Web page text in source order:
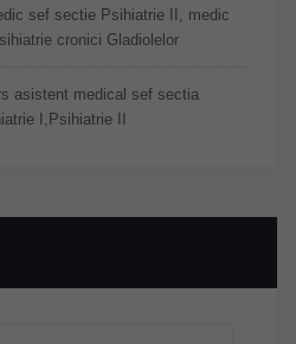
sef sectie Psihiatrie II, medic
cronici Gladiolelor
asistent medical sef sectia
I,Psihiatrie II